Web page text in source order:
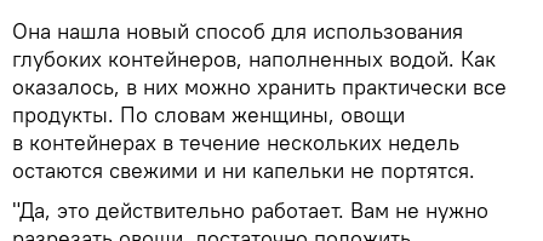
Она нашла новый способ для использования
глубоких контейнеров, наполненных водой. Как
оказалось, в них можно хранить практически все
продукты. По словам женщины, овощи
в контейнерах в течение нескольких недель
остаются свежими и ни капельки не портятся.
"Да, это действительно работает. Вам не нужно